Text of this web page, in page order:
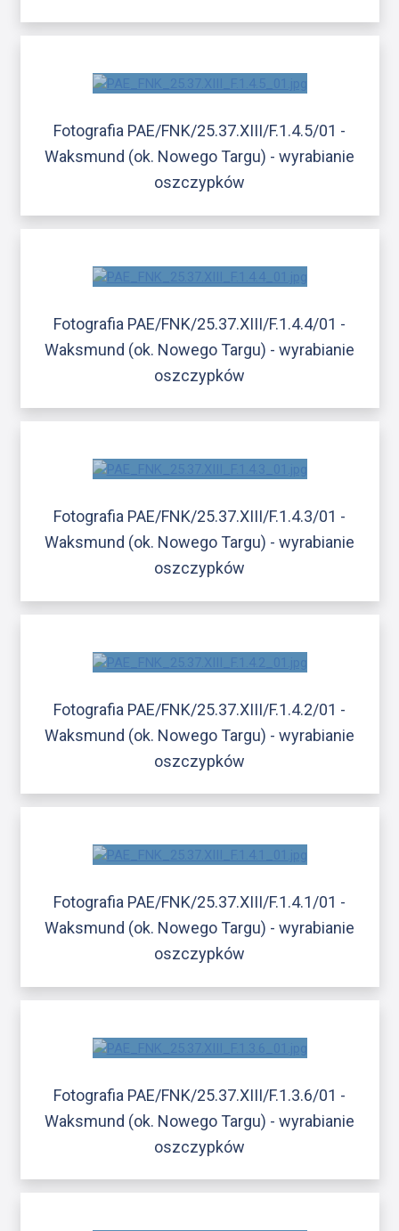
Fotografia PAE/FNK/25.37.XIII/F.1.4.5/01 -
Waksmund (ok. Nowego Targu) - wyrabianie
oszczypków
Fotografia PAE/FNK/25.37.XIII/F.1.4.4/01 -
Waksmund (ok. Nowego Targu) - wyrabianie
oszczypków
Fotografia PAE/FNK/25.37.XIII/F.1.4.3/01 -
Waksmund (ok. Nowego Targu) - wyrabianie
oszczypków
Fotografia PAE/FNK/25.37.XIII/F.1.4.2/01 -
Waksmund (ok. Nowego Targu) - wyrabianie
oszczypków
Fotografia PAE/FNK/25.37.XIII/F.1.4.1/01 -
Waksmund (ok. Nowego Targu) - wyrabianie
oszczypków
Fotografia PAE/FNK/25.37.XIII/F.1.3.6/01 -
Waksmund (ok. Nowego Targu) - wyrabianie
oszczypków